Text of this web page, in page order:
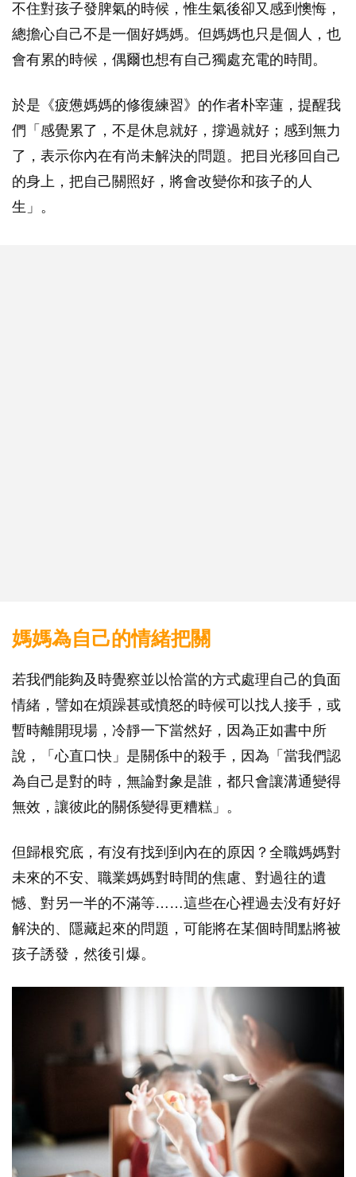
不住對孩子發脾氣的時候，惟生氣後卻又感到懊悔，
總擔心自己不是一個好媽媽。但媽媽也只是個人，也
會有累的時候，偶爾也想有自己獨處充電的時間。
於是《疲憊媽媽的修復練習》的作者朴宰蓮，提醒我
們「感覺累了，不是休息就好，撐過就好；感到無力
了，表示你內在有尚未解決的問題。把目光移回自己
的身上，把自己關照好，將會改變你和孩子的人
生」。
媽媽為自己的情緒把關
若我們能夠及時覺察並以恰當的方式處理自己的負面
情緒，譬如在煩躁甚或憤怒的時候可以找人接手，或
暫時離開現場，冷靜一下當然好，因為正如書中所
說，「心直口快」是關係中的殺手，因為「當我們認
為自己是對的時，無論對象是誰，都只會讓溝通變得
無效，讓彼此的關係變得更糟糕」。
但歸根究底，有沒有找到到內在的原因？全職媽媽對
未來的不安、職業媽媽對時間的焦慮、對過往的遺
憾、對另一半的不滿等……這些在心裡過去没有好好
解決的、隱藏起來的問題，可能將在某個時間點將被
孩子誘發，然後引爆。